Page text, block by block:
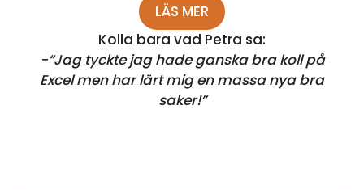
LÄS MER
Kolla bara vad Petra sa:
-“Jag tyckte jag hade ganska bra koll på
Excel men har lärt mig en massa nya bra
saker!”